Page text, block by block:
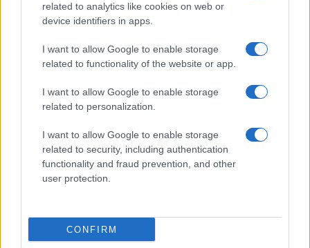
related to analytics like cookies on web or
device identifiers in apps.
I want to allow Google to enable storage
related to functionality of the website or app.
I want to allow Google to enable storage
related to personalization.
I want to allow Google to enable storage
related to security, including authentication
functionality and fraud prevention, and other
user protection.
CONFIRM